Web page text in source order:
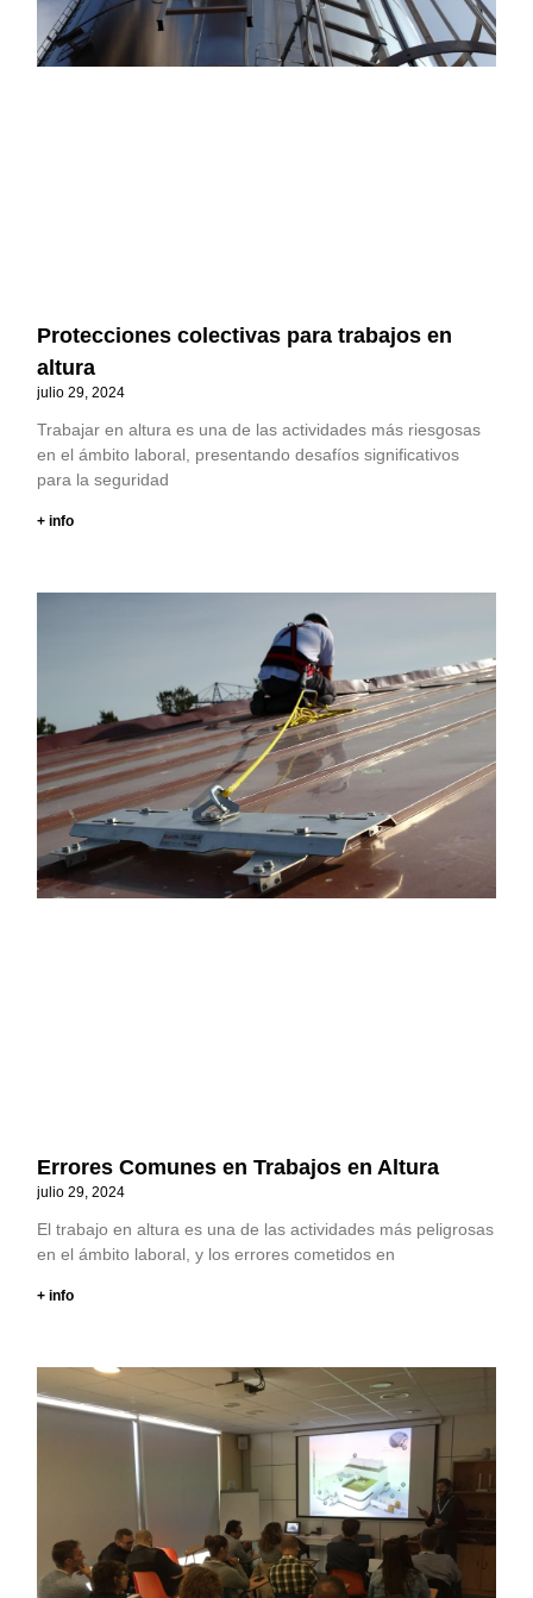
Protecciones colectivas para trabajos en
altura
julio 29, 2024
Trabajar en altura es una de las actividades más riesgosas
en el ámbito laboral, presentando desafíos significativos
para la seguridad
+ info
Errores Comunes en Trabajos en Altura
julio 29, 2024
El trabajo en altura es una de las actividades más peligrosas
en el ámbito laboral, y los errores cometidos en
+ info